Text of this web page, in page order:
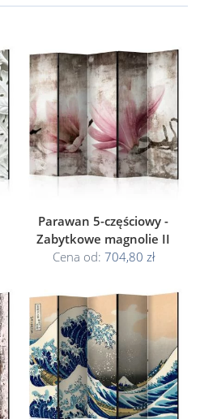
Parawan 5-częściowy -
Zabytkowe magnolie II
Cena od: 704,80 zł